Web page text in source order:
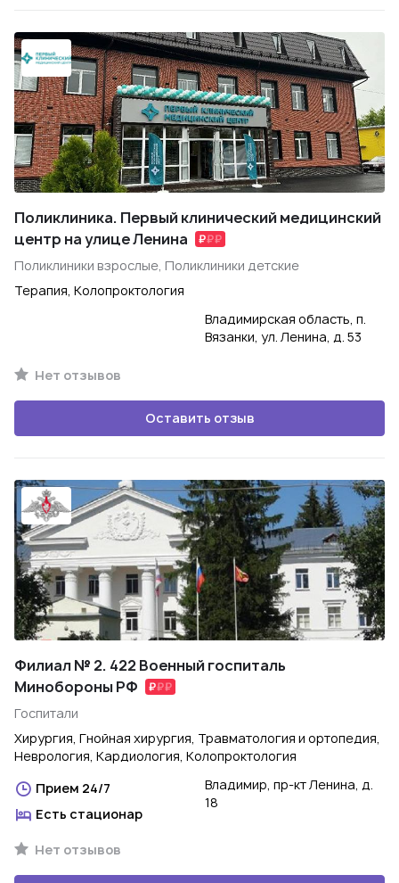
Поликлиника. Первый клинический медицинский
центр на улице Ленина
Поликлиники взрослые, Поликлиники детские
Терапия, Колопроктология
Владимирская область, п.
Вязанки, ул. Ленина, д. 53
Нет отзывов
Оставить отзыв
Филиал № 2. 422 Военный госпиталь
Минобороны РФ
Госпитали
Хирургия, Гнойная хирургия, Травматология и ортопедия,
Неврология, Кардиология, Колопроктология
Прием 24/7
Есть стационар
Владимир, пр-кт Ленина, д.
18
Нет отзывов